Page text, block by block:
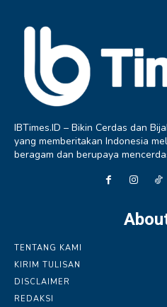
IBTimes.ID – Bikin Cerdas dan
yang memberitakan Indonesia
beragam dan berupaya
TENTANG KAMI
KIRIM TULISAN
DISCLAIMER
REDAKSI